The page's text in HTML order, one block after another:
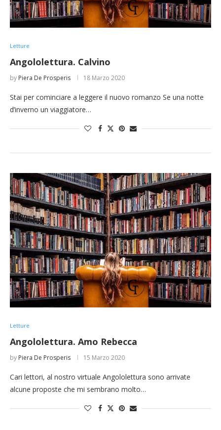
Letture
Angololettura. Calvino
by Piera De Prosperis 18 Marzo 2020
Stai per cominciare a leggere il nuovo romanzo Se una notte
d’inverno un viaggiatore…
Letture
Angololettura. Amo Rebecca
by Piera De Prosperis 15 Marzo 2020
Cari lettori, al nostro virtuale Angololettura sono arrivate
alcune proposte che mi sembrano molto…